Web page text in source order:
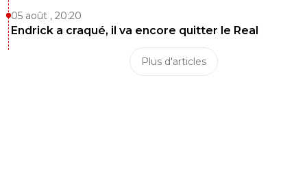
05 août , 20:20
Endrick a craqué, il va encore quitter le Real
Plus d'articles